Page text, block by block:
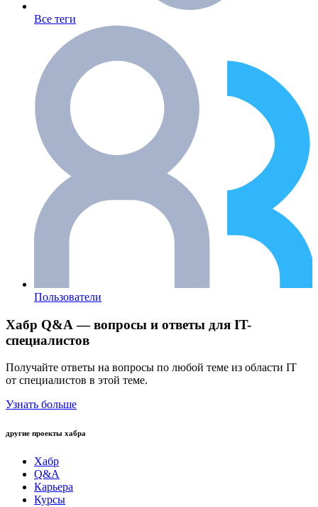
Все теги
Пользователи
Хабр Q&A — вопросы и ответы для IT-
специалистов
Получайте ответы на вопросы по любой теме из области IT
от специалистов в этой теме.
Узнать больше
другие проекты хабра
Хабр
Q&A
Карьера
Курсы